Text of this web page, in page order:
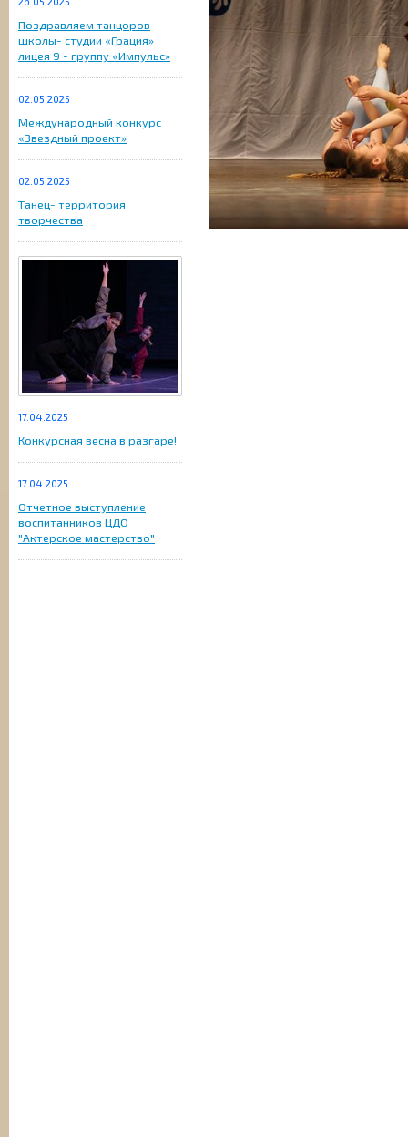
Поздравляем танцоров
школы- студии «Грация»
лицея 9 - группу «Импульс»
02.05.2025
Международный конкурс
«Звездный проект»
02.05.2025
Танец- территория
творчества
17.04.2025
Конкурсная весна в разгаре!
17.04.2025
Отчетное выступление
воспитанников ЦДО
"Актерское мастерство"